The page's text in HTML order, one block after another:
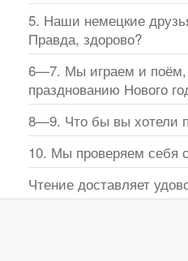
5. Наши немецкие
Правда, здорово?
6—7. Мы играем и поём,
празднованию Нового
8—9. Что бы вы хотели
10. Мы проверяем себя
Чтение доставляет